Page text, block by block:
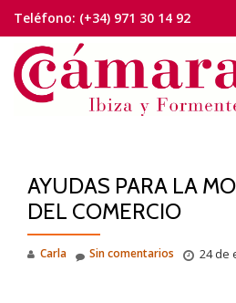
Saltar
contenido
Teléfono: (+34) 971 30 14 92
AYUDAS PARA LA
DEL COMERCIO
Carla 24 de
Sin comentarios